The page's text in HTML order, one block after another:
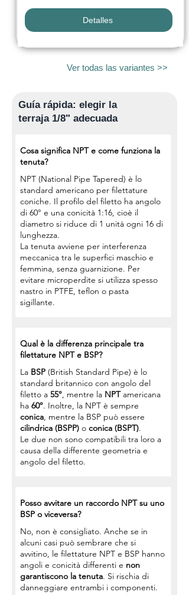
Detalles
Ver todas las variantes >>
Guía rápida: elegir la
terraja 1/8" adecuada
Cosa significa NPT e come funziona la
tenuta?
NPT (National Pipe Tapered) è lo
standard americano per filettature
coniche. Il profilo del filetto ha angolo
di 60° e una conicità 1:16, cioè il
diametro si riduce di 1 unità ogni 16 di
lunghezza.
La tenuta avviene per interferenza
meccanica tra le superfici maschio e
femmina, senza guarnizione. Per
evitare microperdite si utilizza spesso
nastro in PTFE, teflon o pasta
sigillante.
Qual è la differenza principale tra
filettature NPT e BSP?
La BSP (British Standard Pipe) è lo
standard britannico con angolo del
filetto a 55°, mentre la NPTamericana
ha 60°. Inoltre, la NPT è sempre
conica, mentre la BSP può essere
cilindrica (BSPP) o conica (BSPT).
Le due non sono compatibili tra loro a
causa della differente geometria e
angolo del filetto.
Posso avvitare un raccordo NPT su uno
BSP o viceversa?
No, non è consigliato. Anche se in
alcuni casi può sembrare che si
avvitino, le filettature NPT e BSP hanno
angoli e conicità differenti e non
garantiscono la tenuta. Si rischia di
danneggiare entrambi i componenti.